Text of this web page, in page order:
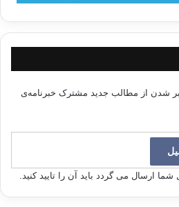
شدن از مطالب جدید مشترک خبرنامه‌ی
شما ارسال می گردد باید آن را تایید کنید.